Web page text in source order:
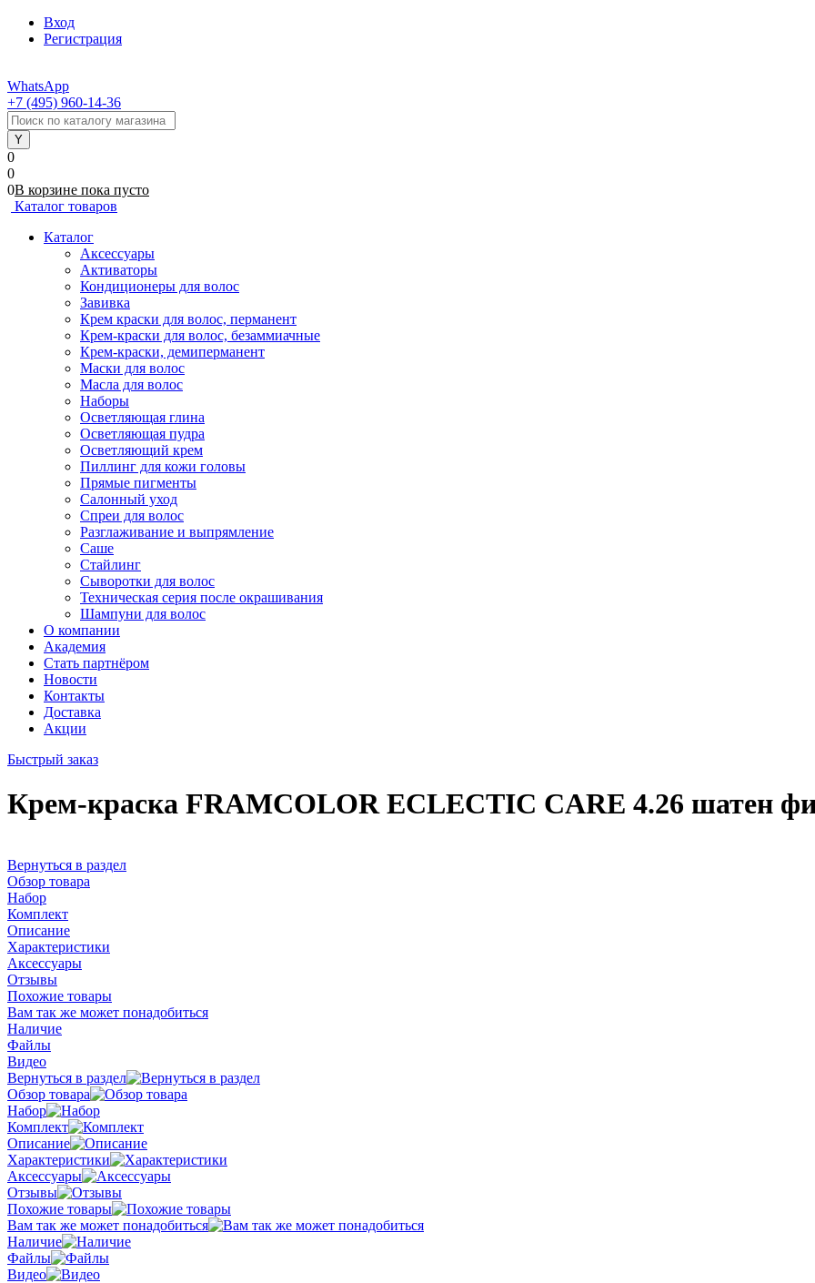
Вход
Регистрация
WhatsApp
+7 (495) 960-14-36
0
0
0В корзине пока пусто
Каталог товаров
Каталог
Аксессуары
Активаторы
Кондиционеры для волос
Завивка
Крем краски для волос, перманент
Крем-краски для волос, безаммиачные
Крем-краски, демиперманент
Маски для волос
Масла для волос
Наборы
Осветляющая глина
Осветляющая пудра
Осветляющий крем
Пиллинг для кожи головы
Прямые пигменты
Салонный уход
Спреи для волос
Разглаживание и выпрямление
Саше
Стайлинг
Сыворотки для волос
Техническая серия после окрашивания
Шампуни для волос
О компании
Академия
Стать партнёром
Новости
Контакты
Доставка
Акции
Быстрый заказ
Крем-краска FRAMCOLOR ECLECTIC CARE 4.26 шатен
Вернуться в раздел
Обзор товара
Набор
Комплект
Описание
Характеристики
Аксессуары
Отзывы
Похожие товары
Вам так же может понадобиться
Наличие
Файлы
Видео
Вернуться в раздел
Обзор товара
Набор
Комплект
Описание
Характеристики
Аксессуары
Отзывы
Похожие товары
Вам так же может понадобиться
Наличие
Файлы
Видео